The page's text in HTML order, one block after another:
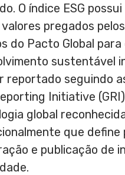
O índice ESG possui
pregados
do Pacto Global para
sustentável
reportado seguindo
Initiative
global
que define
e publicação de